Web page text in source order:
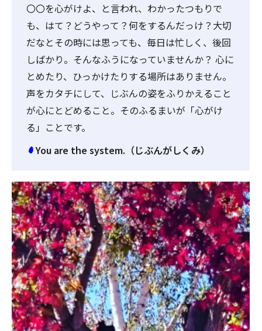
〇〇を心がけよ、と言われ、わかったつもりで
も、はて？どうやって？何をするんだっけ？大切
だなとその時には思っても、毎日は忙しく、後回
しばかり。そんなふうになっていませんか？ 心に
とめたり、ひっかけたりする場所はありません。
声をカタチにして、じぶんの姿をふりかえること
が心にとどめること。そのふるまいが「心がけ
る」ことです。
You are the system.（じぶんがしくみ）